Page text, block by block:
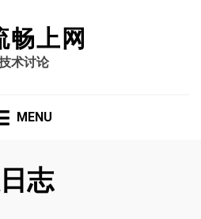
畅上网
术讨论
MENU
志